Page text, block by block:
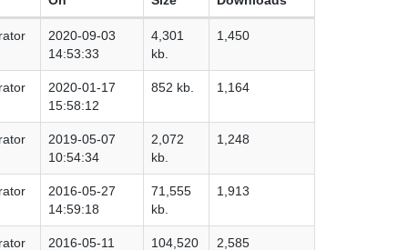
2020-09-03
14:53:33
4,301
kb.
1,450
2020-01-17
15:58:12
852 kb. 1,164
2019-05-07
10:54:34
2,072
kb.
1,248
2016-05-27
14:59:18
71,555
kb.
1,913
2016-05-11
104,520
2,585